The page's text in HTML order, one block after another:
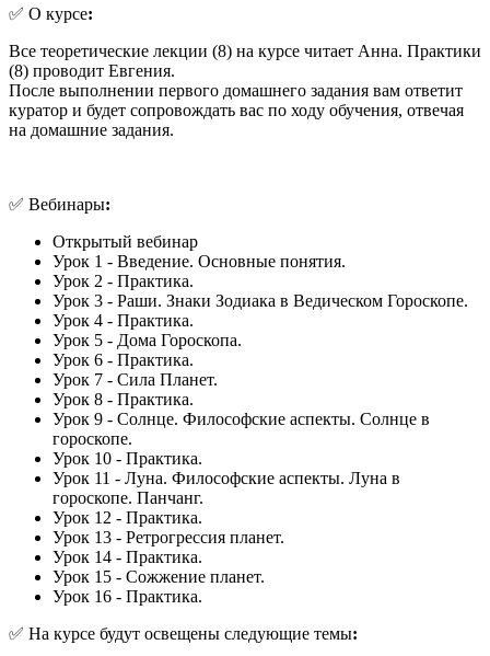
✅ О курсе:
Все теоретические лекции (8) на курсе читает Анна. Практики
(8) проводит Евгения.
После выполнении первого домашнего задания вам ответит
куратор и будет сопровождать вас по ходу обучения, отвечая
на домашние задания.
✅ Вебинары:
Открытый вебинар
Урок 1 - Введение. Основные понятия.
Урок 2 - Практика.
Урок 3 - Раши. Знаки Зодиака в Ведическом Гороскопе.
Урок 4 - Практика.
Урок 5 - Дома Гороскопа.
Урок 6 - Практика.
Урок 7 - Сила Планет.
Урок 8 - Практика.
Урок 9 - Солнце. Философские аспекты. Солнце в
гороскопе.
Урок 10 - Практика.
Урок 11 - Луна. Философские аспекты. Луна в
гороскопе. Панчанг.
Урок 12 - Практика.
Урок 13 - Ретрогрессия планет.
Урок 14 - Практика.
Урок 15 - Сожжение планет.
Урок 16 - Практика.
✅ На курсе будут освещены следующие темы: